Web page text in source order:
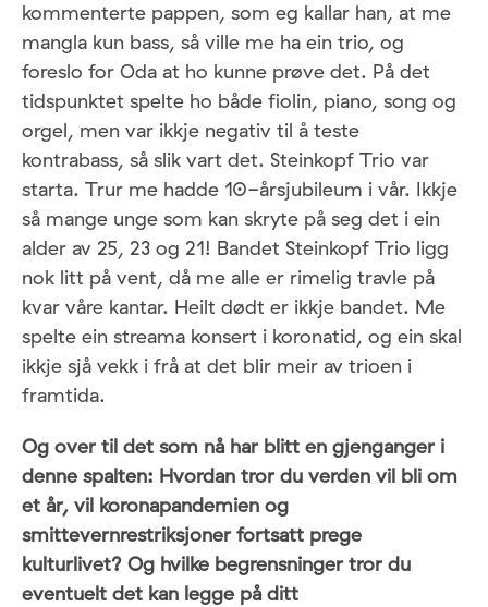
kommenterte pappen, som eg kallar han, at me
mangla kun bass, så ville me ha ein trio, og
foreslo for Oda at ho kunne prøve det. På det
tidspunktet spelte ho både fiolin, piano, song og
orgel, men var ikkje negativ til å teste
kontrabass, så slik vart det. Steinkopf Trio var
starta. Trur me hadde 10-årsjubileum i vår. Ikkje
så mange unge som kan skryte på seg det i ein
alder av 25, 23 og 21! Bandet Steinkopf Trio ligg
nok litt på vent, då me alle er rimelig travle på
kvar våre kantar. Heilt dødt er ikkje bandet. Me
spelte ein streama konsert i koronatid, og ein skal
ikkje sjå vekk i frå at det blir meir av trioen i
framtida.
Og over til det som nå har blitt en gjenganger i
denne spalten: Hvordan tror du verden vil bli om
et år, vil koronapandemien og
smittevernrestriksjoner fortsatt prege
kulturlivet? Og hvilke begrensninger tror du
eventuelt det kan legge på ditt